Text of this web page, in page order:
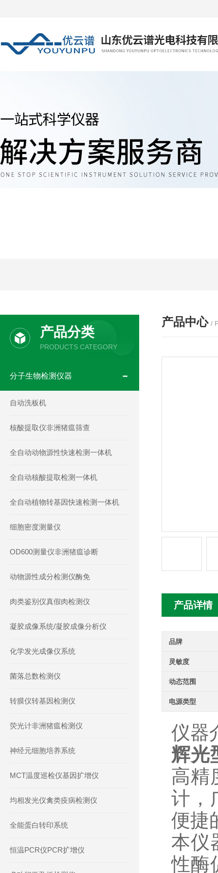
产品中心 /
产品详情
品牌
灵敏度
动态范围
电源类型
仪器
辉光
高精
计，
便捷
本仪
性酶
产品分类
PRODUCTS CATEGORY
分子生物检测仪器
自动洗板机
核酸提取仪非洲猪瘟筛查
全自动动物源性快速检测一体机
全自动核酸提取检测一体机
全自动植物转基因快速检测一体机
细胞密度测量仪
OD600测量仪非洲猪瘟诊断
动物源性成分检测仪酶免
肉类鉴别仪真假肉检测仪
凝胶成像系统/凝胶成像分析仪
化学发光成像仪系统
菌落总数检测仪
转膜仪转基因检测仪
荧光计非洲猪瘟检测仪
神经元细胞培养系统
MCT温度巡检仪基因扩增仪
均相发光仪禽类疫病检测仪
全能蛋白转印系统
恒温PCR仪PCR扩增仪